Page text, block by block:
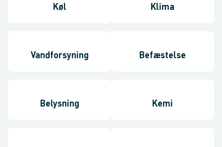
Køl Klima
Vandforsyning Befæstelse
Belysning Kemi